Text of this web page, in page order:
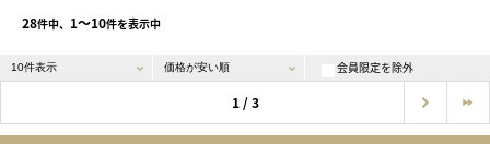
28件中、 1〜10件を表示中
会員限定を除外
1 / 3